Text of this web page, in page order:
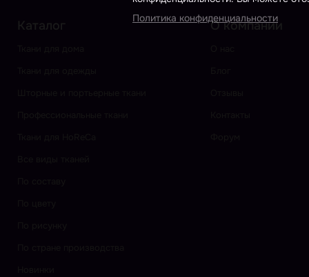
Каталог О компании
Политика конфиденциальности